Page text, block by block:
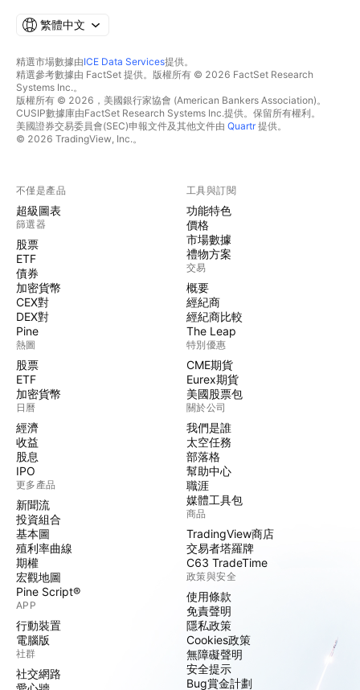
繁體中文
精選市場數據由ICE Data Services提供。
精選參考數據由 FactSet 提供。版權所有 © 2026 FactSet Research
Systems Inc.。
版權所有 © 2026，美國銀行家協會 (American Bankers Association)。
CUSIP數據庫由FactSet Research Systems Inc.提供。保留所有權利。
美國證券交易委員會(SEC)申報文件及其他文件由 Quartr提供。
© 2026 TradingView, Inc.。
不僅是產品
超級圖表
篩選器
股票
ETF
債券
加密貨幣
CEX對
DEX對
Pine
熱圖
股票
ETF
加密貨幣
日曆
經濟
收益
股息
IPO
更多產品
新聞流
投資組合
基本圖
殖利率曲線
期權
宏觀地圖
Pine Script®
APP
行動裝置
電腦版
社群
社交網路
工具與訂閱
功能特色
價格
市場數據
禮物方案
交易
概要
經紀商
經紀商比較
The Leap
特別優惠
CME期貨
Eurex期貨
美國股票包
關於公司
我們是誰
太空任務
部落格
幫助中心
職涯
媒體工具包
商品
TradingView商店
交易者塔羅牌
C63 TradeTime
政策與安全
使用條款
免責聲明
隱私政策
Cookies政策
無障礙聲明
安全提示
Bug賞金計劃